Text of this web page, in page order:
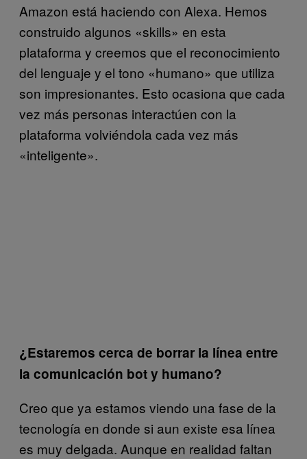
Amazon está haciendo con Alexa. Hemos
construido algunos «skills» en esta
plataforma y creemos que el reconocimiento
del lenguaje y el tono «humano» que utiliza
son impresionantes. Esto ocasiona que cada
vez más personas interactúen con la
plataforma volviéndola cada vez más
«inteligente».
¿Estaremos cerca de borrar la línea entre
la comunicación bot y humano?
Creo que ya estamos viendo una fase de la
tecnología en donde si aun existe esa línea
es muy delgada. Aunque en realidad faltan